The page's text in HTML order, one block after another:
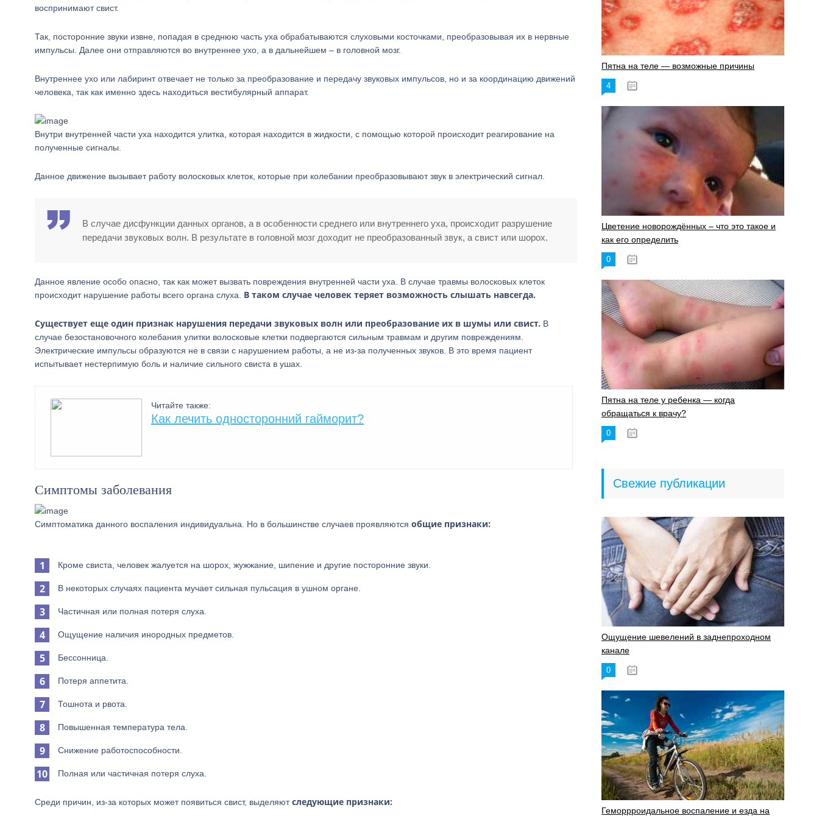
воспринимают свист.
Так, посторонние звуки извне, попадая в среднюю часть уха обрабатываются слуховыми косточками, преобразовывая их в нервные
импульсы. Далее они отправляются во внутреннее ухо, а в дальнейшем – в головной мозг.
Внутреннее ухо или лабиринт отвечает не только за преобразование и передачу звуковых импульсов, но и за координацию движений
человека, так как именно здесь находиться вестибулярный аппарат.
Внутри внутренней части уха находится улитка, которая находится в жидкости, с помощью которой происходит реагирование на
полученные сигналы.
Данное движение вызывает работу волосковых клеток, которые при колебании преобразовывают звук в электрический сигнал.
В случае дисфункции данных органов, а в особенности среднего или внутреннего уха, происходит разрушение
передачи звуковых волн. В результате в головной мозг доходит не преобразованный звук, а свист или шорох.
Данное явление особо опасно, так как может вызвать повреждения внутренней части уха. В случае травмы волосковых клеток
происходит нарушение работы всего органа слуха. В таком случае человек теряет возможность слышать навсегда.
Существует еще один признак нарушения передачи звуковых волн или преобразование их в шумы или свист. В
случае безостановочного колебания улитки волосковые клетки подвергаются сильным травмам и другим повреждениям.
Электрические импульсы образуются не в связи с нарушением работы, а не из-за полученных звуков. В это время пациент
испытывает нестерпимую боль и наличие сильного свиста в ушах.
Читайте также:
Как лечить односторонний гайморит?
Симптомы заболевания
Симптоматика данного воспаления индивидуальна. Но в большинстве случаев проявляются общие признаки:
Кроме свиста, человек жалуется на шорох, жужжание, шипение и другие посторонние звуки.
В некоторых случаях пациента мучает сильная пульсация в ушном органе.
Частичная или полная потеря слуха.
Ощущение наличия инородных предметов.
Бессонница.
Потеря аппетита.
Тошнота и рвота.
Повышенная температура тела.
Снижение работоспособности.
Полная или частичная потеря слуха.
Среди причин, из-за которых может появиться свист, выделяютследующие признаки:
Пятна на теле — возможные причины
4
Цветение новорождённых – что это такое и
как его определить
0
Пятна на теле у ребенка — когда
обращаться к врачу?
0
Свежие публикации
Ощущение шевелений в заднепроходном
канале
0
Геморрроидальное воспаление и езда на